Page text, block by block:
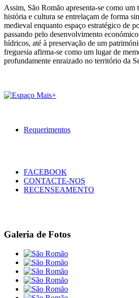
Assim, São Romão apresenta-se como um
história e cultura se entrelaçam de forma
medieval enquanto espaço estratégico de
passando pelo desenvolvimento
hídricos, até à preservação de um
freguesia afirma-se como um lugar de
profundamente enraizado no território da
Requerimentos
FACEBOOK
CONTACTE-NOS
RECENSEAMENTO
Galeria de Fotos